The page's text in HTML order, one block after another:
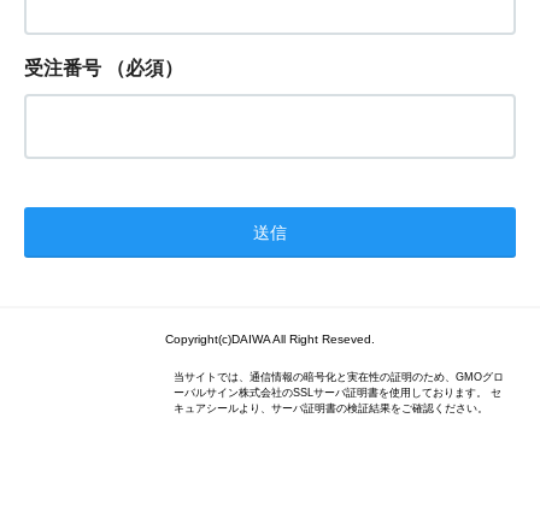
受注番号 （必須）
Copyright(c)DAIWA All Right Reseved.
当サイトでは、通信情報の暗号化と実在性の証明のため、GMOグロ
ーバルサイン株式会社のSSLサーバ証明書を使用しております。 セ
キュアシールより、サーバ証明書の検証結果をご確認ください。